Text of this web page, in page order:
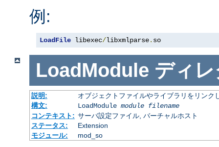
例:
LoadFile libexec/libxmlparse. so
LoadModule ディ
説明:
オブジェクトファイルやライブラリをリン
構文:
LoadModule module filename
コンテキスト: サーバ設定ファイル, バーチャルホスト
ステータス:
Extension
モジュール:
mod_so